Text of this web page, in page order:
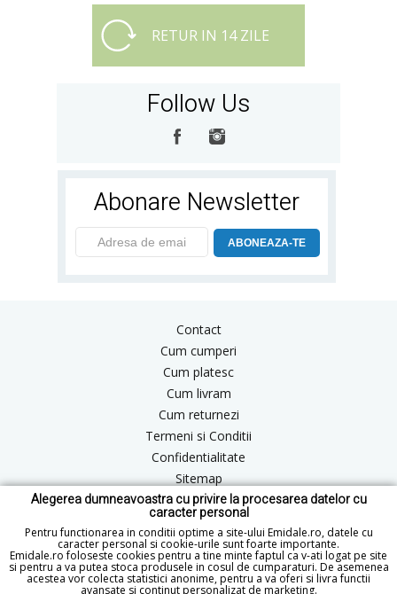
Alegerea dumneavoastra cu privire la procesarea datelor cu
caracter personal
Pentru functionarea in conditii optime a site-ului Emidale.ro, datele cu
caracter personal si cookie-urile sunt foarte importante.
Emidale.ro foloseste cookies pentru a tine minte faptul ca v-ati logat pe site
si pentru a va putea stoca produsele in cosul de cumparaturi. De asemenea
acestea vor colecta statistici anonime, pentru a va oferi si livra functii
avansate si continut personalizat de marketing.
RETUR IN 14 ZILE
Follow Us
Abonare Newsletter
ABONEAZA-TE
Contact
Cum cumperi
Cum platesc
Cum livram
Cum returnezi
Termeni si Conditii
Confidentialitate
Sitemap
Blog
ANPC
office@emidale.ro